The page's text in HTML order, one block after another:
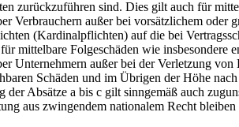
zurückzuführen sind. Dies gilt auch für
Verbrauchern außer bei vorsätzlichem oder
(Kardinalpflichten) auf die bei
mittelbare Folgeschäden wie insbesondere
Unternehmern außer bei der Verletzung
Schäden und im Übrigen der Höhe
der Absätze a bis c gilt sinngemäß auch
aus zwingendem nationalem Recht bleiben